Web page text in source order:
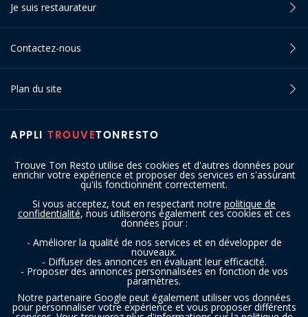
Trouve Ton Resto utilise des cookies et d'autres données pour
enrichir votre expérience et proposer des services en s'assurant
qu'ils fonctionnent correctement.
Si vous acceptez, tout en respectant notre politique de
confidentialité, nous utiliserons également ces cookies et ces
données pour :
- Améliorer la qualité de nos services et en développer de
nouveaux.
- Diffuser des annonces en évaluant leur efficacité.
- Proposer des annonces personnalisées en fonction de vos
paramètres.
Notre partenaire Google peut également utiliser vos données
pour personnaliser votre expérience et vous proposer différents
APPLI TROUVETONRESTO
Je suis restaurateur
Contactez-nous
Plan du site
SUIVEZ-NOUS